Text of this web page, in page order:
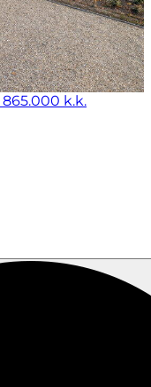
k.k.